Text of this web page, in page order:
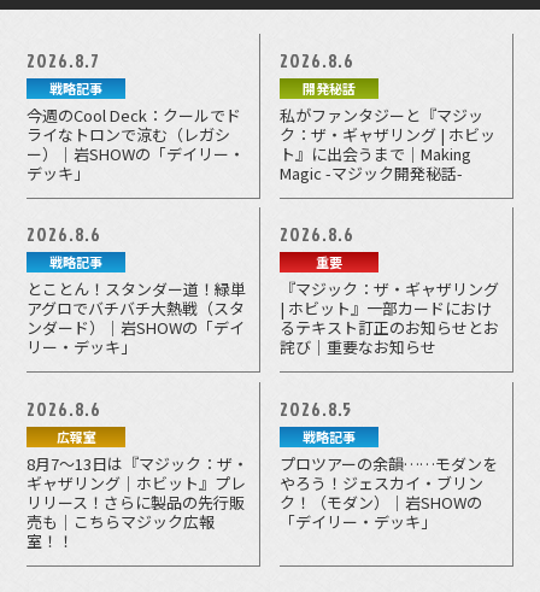
2026.8.7
戦略記事
今週のCool Deck：クールでド
ライなトロンで涼む（レガシ
ー）｜岩SHOWの「デイリー・
デッキ」
2026.8.6
開発秘話
私がファンタジーと『マジッ
ク：ザ・ギャザリング | ホビッ
ト』に出会うまで｜Making
Magic -マジック開発秘話-
2026.8.6
戦略記事
とことん！スタンダー道！緑単
アグロでバチバチ大熱戦（スタ
ンダード）｜岩SHOWの「デイ
リー・デッキ」
2026.8.6
重要
『マジック：ザ・ギャザリング
| ホビット』一部カードにおけ
るテキスト訂正のお知らせとお
詫び｜重要なお知らせ
2026.8.6
広報室
8月7～13日は『マジック：ザ・
ギャザリング｜ホビット』プレ
リリース！さらに製品の先行販
売も｜こちらマジック広報
室！！
2026.8.5
戦略記事
プロツアーの余韻……モダンを
やろう！ジェスカイ・ブリン
ク！（モダン）｜岩SHOWの
「デイリー・デッキ」